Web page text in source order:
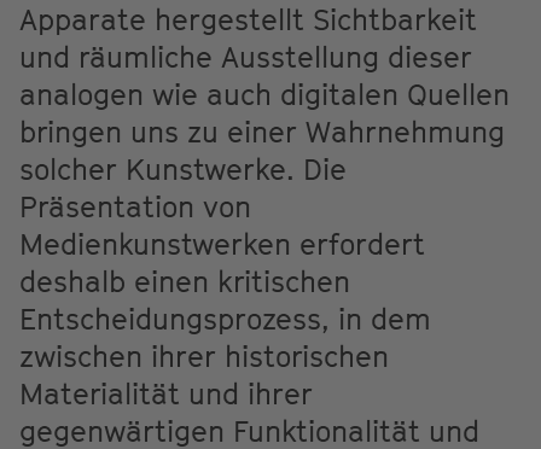
Apparate hergestellt Sichtbarkeit
und räumliche Ausstellung dieser
analogen wie auch digitalen Quellen
bringen uns zu einer Wahrnehmung
solcher Kunstwerke. Die
Präsentation von
Medienkunstwerken erfordert
deshalb einen kritischen
Entscheidungsprozess, in dem
zwischen ihrer historischen
Materialität und ihrer
gegenwärtigen Funktionalität und